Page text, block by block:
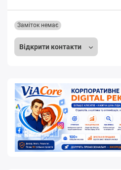
Відкрити контакти
Заміток немає